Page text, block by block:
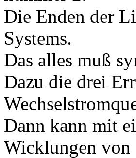
Die Enden der
Systems.
Das alles muß
Dazu die drei
Dann kann mit
Wicklungen von